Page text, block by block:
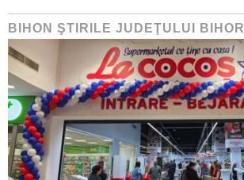
BIHON ŞTIRILE JUDEŢULUI BIHOR